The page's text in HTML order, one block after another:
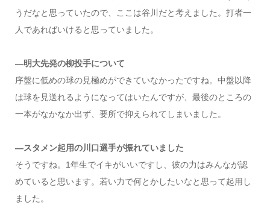
うだなと思っていたので、ここは谷川だと考えました。打者一
人であればいけると思っていました。
―明大先発の柳投手について
序盤に低めの球の見極めができていなかったですね。中盤以降
は球を見送れるようになってはいたんですが、最後のところの
一本がなかなか出ず、要所で抑えられてしまいました。
―スタメン起用の川口選手が振れていました
そうですね。1年生でイキがいいですし、彼の力はみんなが認
めていると思います。若い力で何とかしたいなと思って起用し
ました。